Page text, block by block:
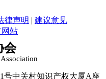
律声明 建议意见
会
号中关村知识产权大厦A座